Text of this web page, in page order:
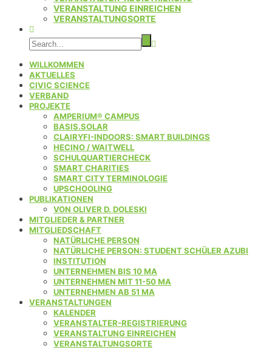
VERANSTALTUNG EINREICHEN
VERANSTALTUNGSORTE
WILLKOMMEN
AKTUELLES
CIVIC SCIENCE
VERBAND
PROJEKTE
AMPERIUM® CAMPUS
BASIS.SOLAR
CLAIRYFI-INDOORS: SMART BUILDINGS
HECINO / WAITWELL
SCHULQUARTIERCHECK
SMART CHARITIES
SMART CITY TERMINOLOGIE
UPSCHOOLING
PUBLIKATIONEN
VON OLIVER D. DOLESKI
MITGLIEDER & PARTNER
MITGLIEDSCHAFT
NATÜRLICHE PERSON
NATÜRLICHE PERSON: STUDENT SCHÜLER AZUBI
INSTITUTION
UNTERNEHMEN BIS 10 MA
UNTERNEHMEN MIT 11-50 MA
UNTERNEHMEN AB 51 MA
VERANSTALTUNGEN
KALENDER
VERANSTALTER-REGISTRIERUNG
VERANSTALTUNG EINREICHEN
VERANSTALTUNGSORTE